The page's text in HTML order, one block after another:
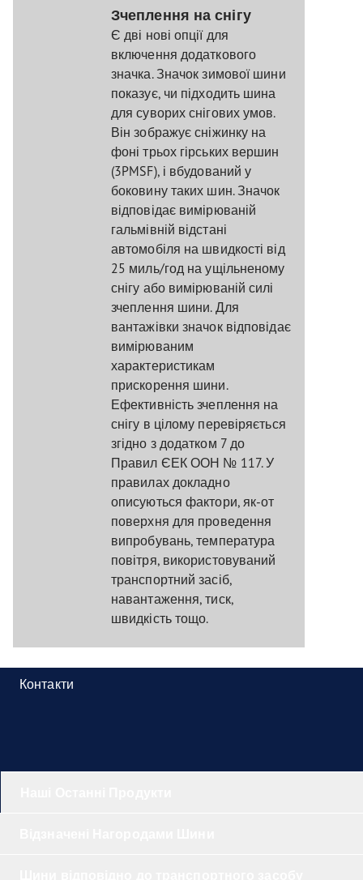
Зчеплення на снігу
Є дві нові опції для
включення додаткового
значка. Значок зимової шини
показує, чи підходить шина
для суворих снігових умов.
Він зображує сніжинку на
фоні трьох гірських вершин
(3PMSF), і вбудований у
боковину таких шин. Значок
відповідає вимірюваній
гальмівній відстані
автомобіля на швидкості від
25 миль/год на ущільненому
снігу або вимірюваній силі
зчеплення шини. Для
вантажівки значок відповідає
вимірюваним
характеристикам
прискорення шини.
Ефективність зчеплення на
снігу в цілому перевіряється
згідно з додатком 7 до
Правил ЄЕК ООН № 117. У
правилах докладно
описуються фактори, як-от
поверхня для проведення
випробувань, температура
повітря, використовуваний
транспортний засіб,
навантаження, тиск,
швидкість тощо.
Контакти